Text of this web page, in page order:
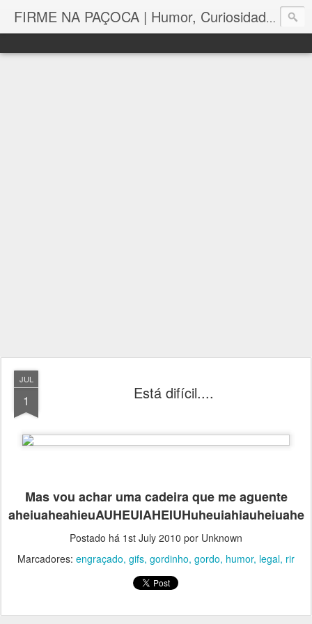
FIRME NA PAÇOCA | Humor, Curiosidades, Tutoriais e Muito mais
JUL
1 Está difícil....
Mas vou achar uma cadeira que me aguente
aheiuaheahieuAUHEUIAHEIUHuheuiahiauheiuahe
Postado há 1st July 2010 por Unknown
Marcadores: engraçado gifs gordinho gordo humor legal rir